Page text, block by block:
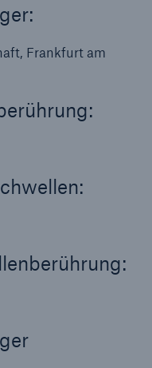
Frankfurt am
der nicht